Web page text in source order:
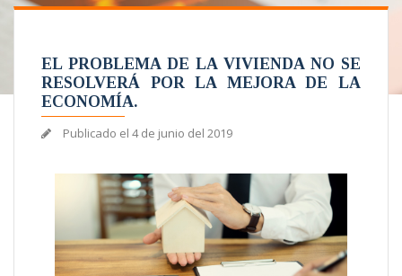
EL PROBLEMA DE LA VIVIENDA NO SE
RESOLVERÁ POR LA MEJORA DE LA
ECONOMÍA.
Publicado el 4 de junio del 2019